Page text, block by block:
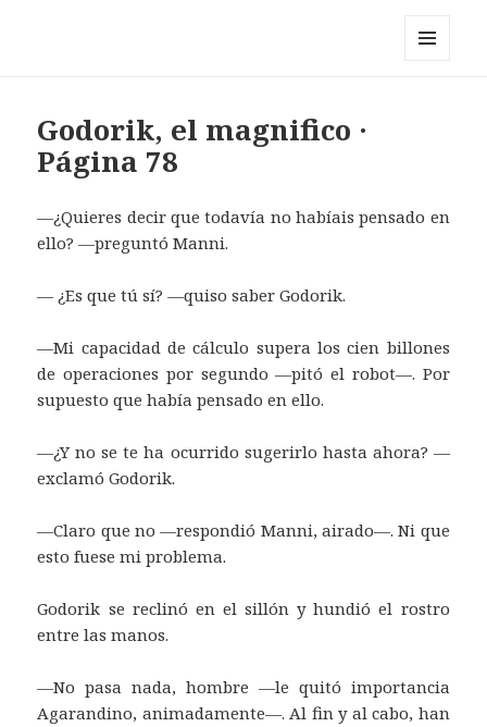
Godorik, el magnifico ·
Página 78
—¿Quieres decir que todavía no habíais pensado en
ello? —preguntó Manni.
— ¿Es que tú sí? —quiso saber Godorik.
—Mi capacidad de cálculo supera los cien billones
de operaciones por segundo —pitó el robot—. Por
supuesto que había pensado en ello.
—¿Y no se te ha ocurrido sugerirlo hasta ahora? —
exclamó Godorik.
—Claro que no —respondió Manni, airado—. Ni que
esto fuese mi problema.
Godorik se reclinó en el sillón y hundió el rostro
entre las manos.
—No pasa nada, hombre —le quitó importancia
Agarandino, animadamente—. Al fin y al cabo, han